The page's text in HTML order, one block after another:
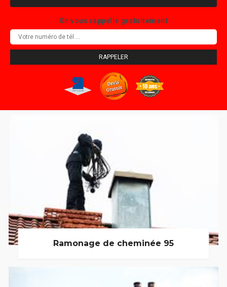
On vous rappelle gratuitement
Ramonage de cheminée 95